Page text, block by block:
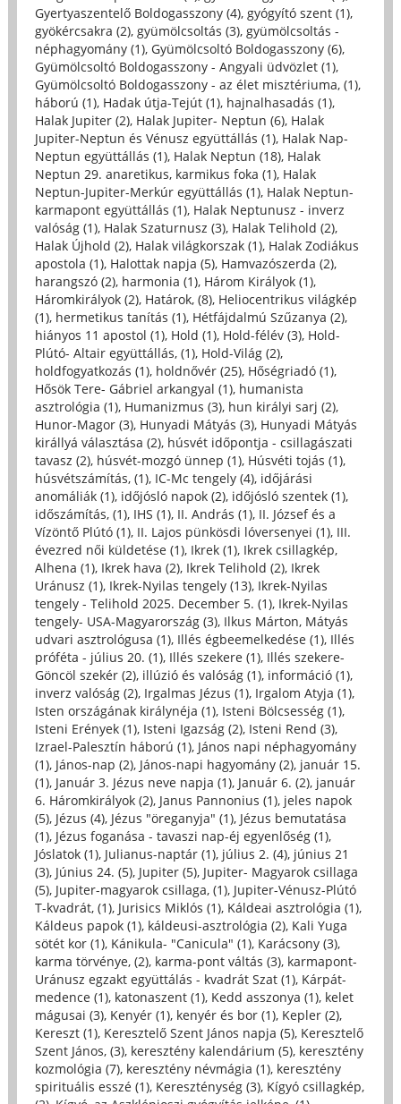
Gyertyaszentelő Boldogasszony (4), gyógyító szent (1),
gyökércsakra (2), gyümölcsoltás (3), gyümölcsoltás -
néphagyomány (1), Gyümölcsoltó Boldogasszony (6),
Gyümölcsoltó Boldogasszony - Angyali üdvözlet (1),
Gyümölcsoltó Boldogasszony - az élet misztériuma, (1),
háború (1), Hadak útja-Tejút (1), hajnalhasadás (1),
Halak Jupiter (2), Halak Jupiter- Neptun (6), Halak
Jupiter-Neptun és Vénusz együttállás (1), Halak Nap-
Neptun együttállás (1), Halak Neptun (18), Halak
Neptun 29. anaretikus, karmikus foka (1), Halak
Neptun-Jupiter-Merkúr együttállás (1), Halak Neptun-
karmapont együttállás (1), Halak Neptunusz - inverz
valóság (1), Halak Szaturnusz (3), Halak Telihold (2),
Halak Újhold (2), Halak világkorszak (1), Halak Zodiákus
apostola (1), Halottak napja (5), Hamvazószerda (2),
harangszó (2), harmonia (1), Három Királyok (1),
Háromkirályok (2), Határok, (8), Heliocentrikus világkép
(1), hermetikus tanítás (1), Hétfájdalmú Szűzanya (2),
hiányos 11 apostol (1), Hold (1), Hold-félév (3), Hold-
Plútó- Altair együttállás, (1), Hold-Világ (2),
holdfogyatkozás (1), holdnővér (25), Hőségriadó (1),
Hősök Tere- Gábriel arkangyal (1), humanista
asztrológia (1), Humanizmus (3), hun királyi sarj (2),
Hunor-Magor (3), Hunyadi Mátyás (3), Hunyadi Mátyás
királlyá választása (2), húsvét időpontja - csillagászati
tavasz (2), húsvét-mozgó ünnep (1), Húsvéti tojás (1),
húsvétszámítás, (1), IC-Mc tengely (4), időjárási
anomáliák (1), időjósló napok (2), időjósló szentek (1),
időszámítás, (1), IHS (1), II. András (1), II. József és a
Vízöntő Plútó (1), II. Lajos pünkösdi lóversenyei (1), III.
évezred női küldetése (1), Ikrek (1), Ikrek csillagkép,
Alhena (1), Ikrek hava (2), Ikrek Telihold (2), Ikrek
Uránusz (1), Ikrek-Nyilas tengely (13), Ikrek-Nyilas
tengely - Telihold 2025. December 5. (1), Ikrek-Nyilas
tengely- USA-Magyarország (3), Ilkus Márton, Mátyás
udvari asztrológusa (1), Illés égbeemelkedése (1), Illés
próféta - július 20. (1), Illés szekere (1), Illés szekere-
Göncöl szekér (2), illúzió és valóság (1), információ (1),
inverz valóság (2), Irgalmas Jézus (1), Irgalom Atyja (1),
Isten országának királynéja (1), Isteni Bölcsesség (1),
Isteni Erények (1), Isteni Igazság (2), Isteni Rend (3),
Izrael-Palesztín háború (1), János napi néphagyomány
(1), János-nap (2), János-napi hagyomány (2), január 15.
(1), Január 3. Jézus neve napja (1), Január 6. (2), január
6. Háromkirályok (2), Janus Pannonius (1), jeles napok
(5), Jézus (4), Jézus "öreganyja" (1), Jézus bemutatása
(1), Jézus foganása - tavaszi nap-éj egyenlőség (1),
Jóslatok (1), Julianus-naptár (1), július 2. (4), június 21
(3), Június 24. (5), Jupiter (5), Jupiter- Magyarok csillaga
(5), Jupiter-magyarok csillaga, (1), Jupiter-Vénusz-Plútó
T-kvadrát, (1), Jurisics Miklós (1), Káldeai asztrológia (1),
Káldeus papok (1), káldeusi-asztrológia (2), Kali Yuga
sötét kor (1), Kánikula- "Canicula" (1), Karácsony (3),
karma törvénye, (2), karma-pont váltás (3), karmapont-
Uránusz egzakt együttálás - kvadrát Szat (1), Kárpát-
medence (1), katonaszent (1), Kedd asszonya (1), kelet
mágusai (3), Kenyér (1), kenyér és bor (1), Kepler (2),
Kereszt (1), Keresztelő Szent János napja (5), Keresztelő
Szent János, (3), keresztény kalendárium (5), keresztény
kozmológia (7), keresztény névmágia (1), keresztény
spirituális esszé (1), Kereszténység (3), Kígyó csillagkép,